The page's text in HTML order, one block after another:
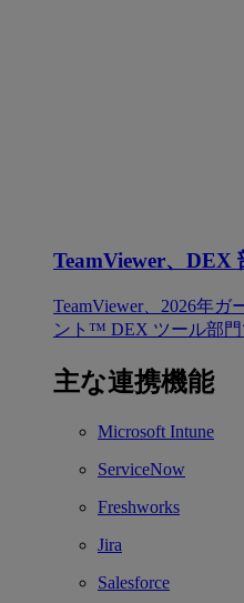
TeamViewer、DEX
TeamViewer、2026年
ント™ DEX ツール部門
主な連携機能
Microsoft Intune
ServiceNow
Freshworks
Jira
Salesforce